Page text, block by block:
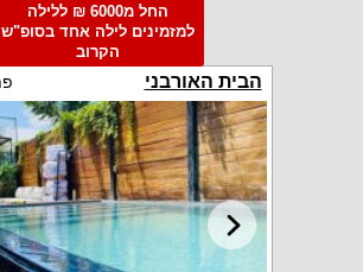
החל מ6000 ₪ ללילה
למזמינים לילה אחד בסופ"ש
הקרוב
הבית האורבני